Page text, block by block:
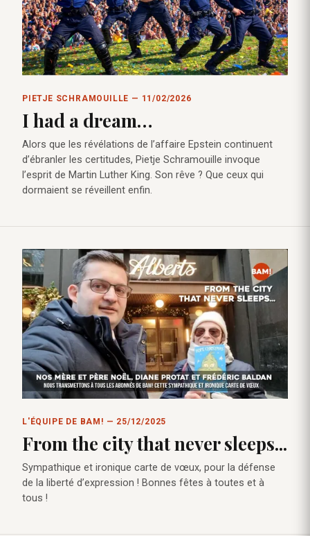
PIETJE SCHRAMOUILLE — 11/02/2026
I had a dream…
Alors que les révélations de l’affaire Epstein continuent
d’ébranler les certitudes, Pietje Schramouille invoque
l’esprit de Martin Luther King. Son rêve ? Que ceux qui
dormaient se réveillent enfin.
L'ÉQUIPE DE BAM! — 25/12/2025
From the city that never sleeps...
Sympathique et ironique carte de vœux, pour la défense
de la liberté d’expression ! Bonnes fêtes à toutes et à
tous !